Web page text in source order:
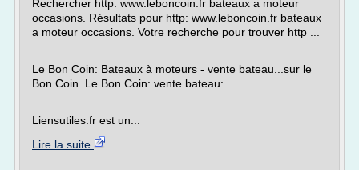
Rechercher http: www.leboncoin.fr bateaux a moteur
occasions. Résultats pour http: www.leboncoin.fr bateaux
a moteur occasions. Votre recherche pour trouver http ...
Le Bon Coin: Bateaux à moteurs - vente bateau...sur le
Bon Coin. Le Bon Coin: vente bateau: ...
Liensutiles.fr est un...
Lire la suite